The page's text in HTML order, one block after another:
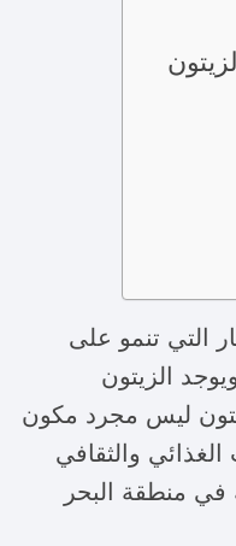
التي تنمو على
الزيتون
ليس مجرد مكون
والثقافي
منطقة البحر